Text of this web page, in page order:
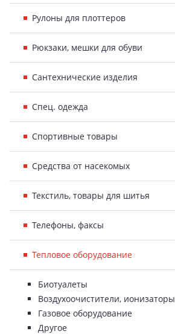
Рулоны для плоттеров
Рюкзаки, мешки для обуви
Сантехнические изделия
Спец. одежда
Спортивные товары
Средства от насекомых
Текстиль, товары для шитья
Телефоны, факсы
Тепловое оборудование
Биотуалеты
Воздухоочистители, ионизаторы
Газовое оборудование
Другое